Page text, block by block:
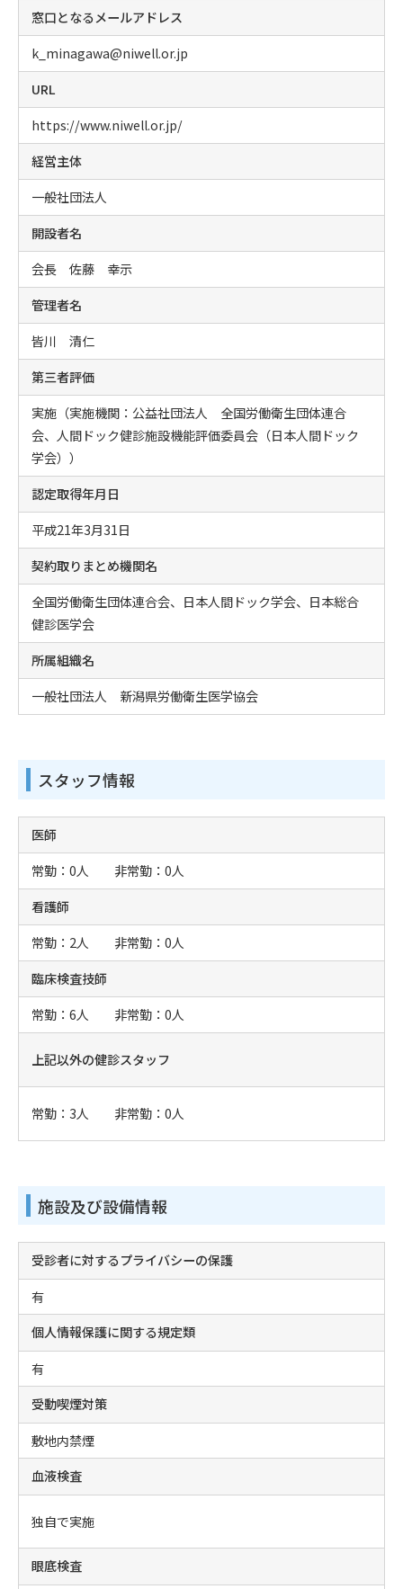
窓口となるメールアドレス
k_minagawa@niwell.or.jp
URL
https://www.niwell.or.jp/
経営主体
一般社団法人
開設者名
会長 佐藤 幸示
管理者名
皆川 清仁
第三者評価
実施（実施機関：公益社団法人 全国労働衛生団体連合
会、人間ドック健診施設機能評価委員会（日本人間ドック
学会））
認定取得年月日
平成21年3月31日
契約取りまとめ機関名
全国労働衛生団体連合会、日本人間ドック学会、日本総合
健診医学会
所属組織名
一般社団法人 新潟県労働衛生医学協会
スタッフ情報
医師
常勤：0人 非常勤：0人
看護師
常勤：2人 非常勤：0人
臨床検査技師
常勤：6人 非常勤：0人
上記以外の健診スタッフ
常勤：3人 非常勤：0人
施設及び設備情報
受診者に対するプライバシーの保護
有
個人情報保護に関する規定類
有
受動喫煙対策
敷地内禁煙
血液検査
独自で実施
眼底検査